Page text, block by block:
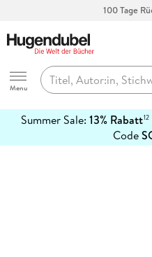
100 Tage
Hugendubel
Menu
Summer Sale: 13% Rabatt12
Code
erfahren